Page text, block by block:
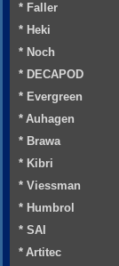
* Faller
* Heki
* Noch
* DECAPOD
* Evergreen
* Auhagen
* Brawa
* Kibri
* Viessman
* Humbrol
* SAI
* Artitec